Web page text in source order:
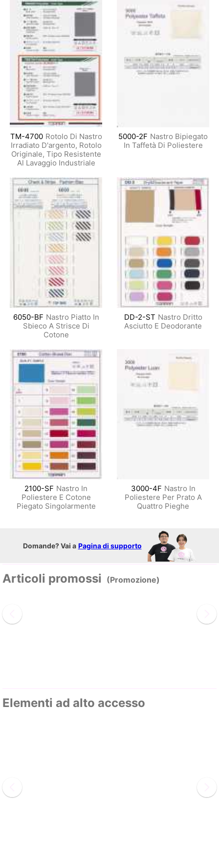
TM-4700 Rotolo Di Nastro
Irradiato D'argento, Rotolo
Originale, Tipo Resistente
Al Lavaggio Industriale
5000-2F Nastro Bipiegato
In Taffetà Di Poliestere
6050-BF Nastro Piatto In
Sbieco A Strisce Di
Cotone
DD-2-ST Nastro Dritto
Asciutto E Deodorante
2100-SF Nastro In
Poliestere E Cotone
Piegato Singolarmente
3000-4F Nastro In
Poliestere Per Prato A
Quattro Pieghe
Domande? Vai a Pagina di supporto
Articoli promossi (Promozione)
Elementi ad alto accesso